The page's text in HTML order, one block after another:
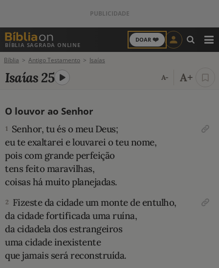
BÍBLIA SAGRADA ONLINE
DOAR ❤️
ANTIGO TESTAMENTO
VERSÍCULOS
VERSÍCULO DO DIA
PALAVRA DO DIA
SALMO DO DIA
DEVOCIONAL DIÁRIO
10 MANDAMENTOS
ESTUDOS BÍBLICOS
Bíblia Antigo Testamento Isaías
Isaías 25 A- A+
O louvor ao Senhor
1 Senhor, tu és o meu Deus;
eu te exaltarei e louvarei o teu nome,
pois com grande perfeição
tens feito maravilhas,
coisas há muito planejadas.
2 Fizeste da cidade um monte de entulho,
da cidade fortificada uma ruína,
da cidadela dos estrangeiros
uma cidade inexistente
que jamais será reconstruída.